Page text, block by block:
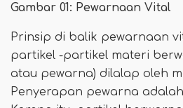
Gambar 01: Pewarnaan Vital
Prinsip di balik pewarnaan
partikel -partikel materi
atau pewarna) dilalap oleh
Penyerapan pewarna